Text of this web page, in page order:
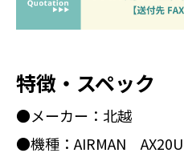
特徴・スペック
●メーカー：北越
●機種：AIRMAN